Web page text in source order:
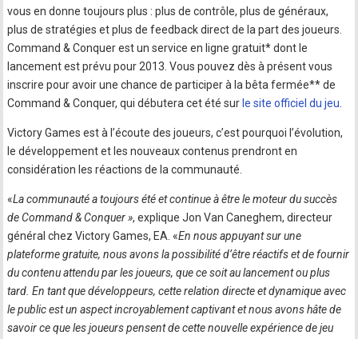
vous en donne toujours plus : plus de contrôle, plus de généraux,
plus de stratégies et plus de feedback direct de la part des joueurs.
Command & Conquer est un service en ligne gratuit* dont le
lancement est prévu pour 2013. Vous pouvez dès à présent vous
inscrire pour avoir une chance de participer à la bêta fermée** de
Command & Conquer, qui débutera cet été sur le site officiel du jeu
Victory Games est à l’écoute des joueurs, c’est pourquoi l’évolution,
le développement et les nouveaux contenus prendront en
considération les réactions de la communauté.
«La communauté a toujours été et continue à être le moteur du succès
de Command & Conquer », explique Jon Van Caneghem, directeur
général chez Victory Games, EA. «En nous appuyant sur une
plateforme gratuite, nous avons la possibilité d’être réactifs et de fournir
du contenu attendu par les joueurs, que ce soit au lancement ou plus
tard. En tant que développeurs, cette relation directe et dynamique avec
le public est un aspect incroyablement captivant et nous avons hâte de
savoir ce que les joueurs pensent de cette nouvelle expérience de jeu